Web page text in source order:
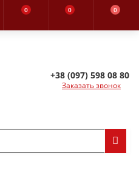
0 0 0
+38 (097) 598 08 80
Заказать звонок